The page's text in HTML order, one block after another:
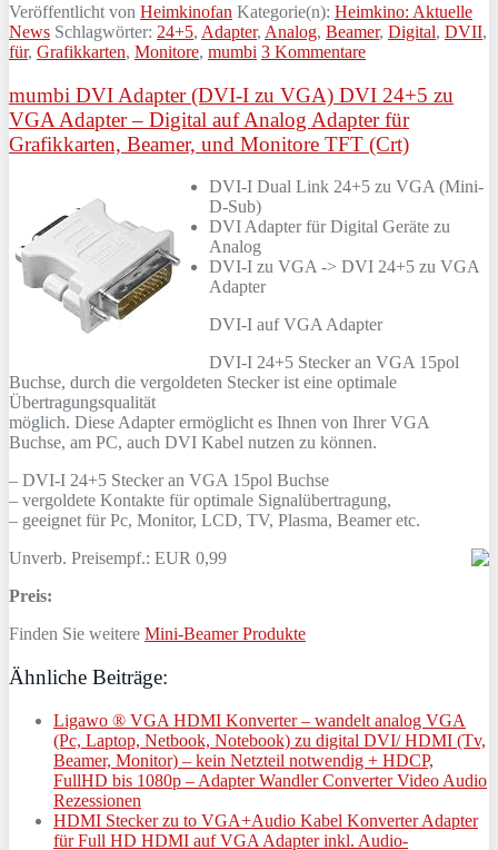
Veröffentlicht von Heimkinofan Kategorie(n): Heimkino: Aktuelle
News Schlagwörter: 24+5, Adapter, Analog, Beamer, Digital, DVII,
für, Grafikkarten, Monitore, mumbi 3 Kommentare
mumbi DVI Adapter (DVI-I zu VGA) DVI 24+5 zu
VGA Adapter – Digital auf Analog Adapter für
Grafikkarten, Beamer, und Monitore TFT (Crt)
DVI-I Dual Link 24+5 zu VGA (Mini-
D-Sub)
DVI Adapter für Digital Geräte zu
Analog
DVI-I zu VGA -> DVI 24+5 zu VGA
Adapter
DVI-I auf VGA Adapter
DVI-I 24+5 Stecker an VGA 15pol
Buchse, durch die vergoldeten Stecker ist eine optimale
Übertragungsqualität
möglich. Diese Adapter ermöglicht es Ihnen von Ihrer VGA
Buchse, am PC, auch DVI Kabel nutzen zu können.
– DVI-I 24+5 Stecker an VGA 15pol Buchse
– vergoldete Kontakte für optimale Signalübertragung,
– geeignet für Pc, Monitor, LCD, TV, Plasma, Beamer etc.
Unverb. Preisempf.: EUR 0,99
Preis:
Finden Sie weitere Mini-Beamer Produkte
Ähnliche Beiträge:
Ligawo ® VGA HDMI Konverter – wandelt analog VGA
(Pc, Laptop, Netbook, Notebook) zu digital DVI/ HDMI (Tv,
Beamer, Monitor) – kein Netzteil notwendig + HDCP,
FullHD bis 1080p – Adapter Wandler Converter Video Audio
Rezessionen
HDMI Stecker zu to VGA+Audio Kabel Konverter Adapter
für Full HD HDMI auf VGA Adapter inkl. Audio-